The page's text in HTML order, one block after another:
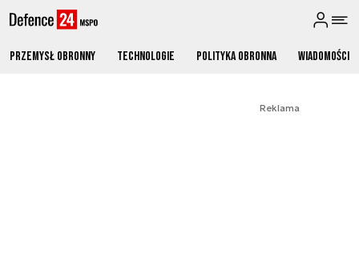
Przemysł obronny Technologie Polityka obronna Wiadomości
Reklama